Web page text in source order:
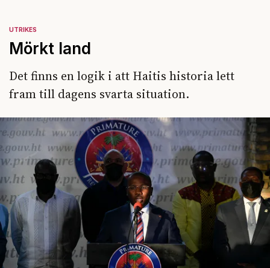
UTRIKES
Mörkt land
Det finns en logik i att Haitis historia lett
fram till dagens svarta situation.